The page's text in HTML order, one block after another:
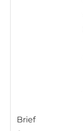
Brief